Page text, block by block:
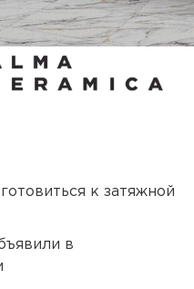
к затяжной
в